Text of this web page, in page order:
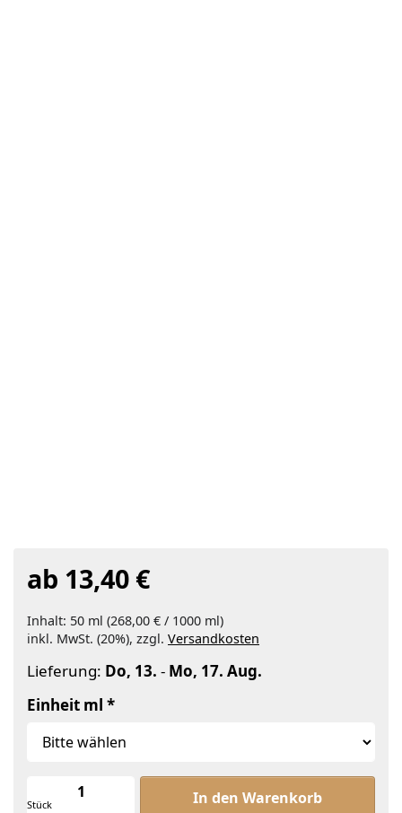
ab 13,40 €
Inhalt: 50 ml (268,00 € / 1000 ml)
inkl. MwSt. (20%), zzgl. Versandkosten
Lieferung: Do, 13. - Mo, 17. Aug.
Einheit ml
Stück
Lemongras , 100% rein ätherisches
In den Warenkorb